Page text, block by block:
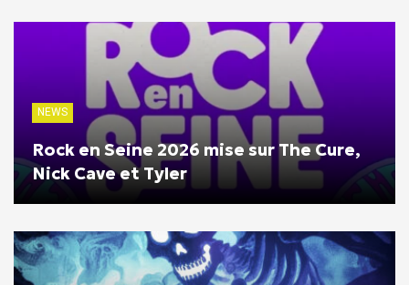
NEWS
Rock en Seine 2026 mise sur The Cure,
Nick Cave et Tyler